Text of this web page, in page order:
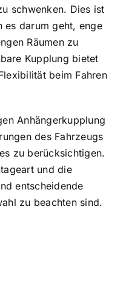
schwenken. Dies ist
es darum geht, enge
Räumen zu
Kupplung bietet
beim Fahren
Anhängerkupplung
des Fahrzeugs
zu berücksichtigen.
und die
entscheidende
zu beachten sind.